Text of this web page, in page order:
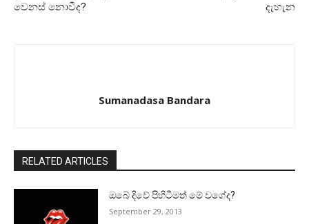
වෙනස්‌ නොවීද?
දැහැන
Sumanadasa Bandara
RELATED ARTICLES
ඔබේ දිවේ පිහිටීමත් මේ වගේද?
September 29, 2013